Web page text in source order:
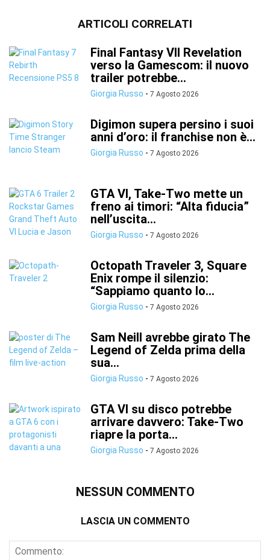
ARTICOLI CORRELATI
Final Fantasy VII Revelation
verso la Gamescom: il nuovo
trailer potrebbe...
Giorgia Russo - 7 Agosto 2026
Digimon supera persino i suoi
anni d’oro: il franchise non è...
Giorgia Russo - 7 Agosto 2026
GTA VI, Take-Two mette un
freno ai timori: “Alta fiducia”
nell’uscita...
Giorgia Russo - 7 Agosto 2026
Octopath Traveler 3, Square
Enix rompe il silenzio:
“Sappiamo quanto lo...
Giorgia Russo - 7 Agosto 2026
Sam Neill avrebbe girato The
Legend of Zelda prima della
sua...
Giorgia Russo - 7 Agosto 2026
GTA VI su disco potrebbe
arrivare davvero: Take-Two
riapre la porta...
Giorgia Russo - 7 Agosto 2026
NESSUN COMMENTO
LASCIA UN COMMENTO